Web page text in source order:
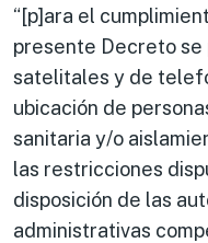
“[p]ara el
presente Decreto
satelitales y de
ubicación de
sanitaria y/o
las restricciones
disposición de las
administrativas